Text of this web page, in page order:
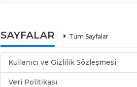
SAYFALAR Tüm Sayfalar
Kullanıcı ve Gizlilik Sözleşmesi
Veri Politikası